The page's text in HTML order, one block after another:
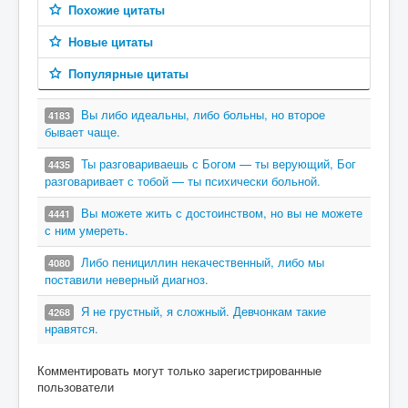
Похожие цитаты
Новые цитаты
Популярные цитаты
4183
Вы либо идеальны, либо больны, но второе
бывает чаще.
4435
Ты разговариваешь с Богом — ты верующий, Бог
разговаривает с тобой — ты психически больной.
4441
Вы можете жить с достоинством, но вы не можете
с ним умереть.
4080
Либо пенициллин некачественный, либо мы
поставили неверный диагноз.
4268
Я не грустный, я сложный. Девчонкам такие
нравятся.
Комментировать могут только зарегистрированные
пользователи